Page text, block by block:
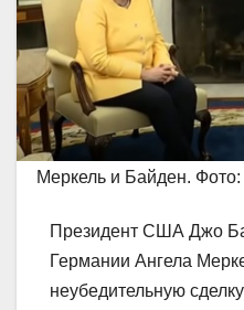
Меркель и Байден.
Президент США Джо
Германии Ангела
неубедительную